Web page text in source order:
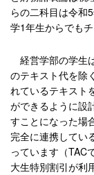
らの二科目は令和
学1年生からでも
経営学部の学生
のテキスト代を除
れているテキスト
ができるように設
すことになった場
完全に連携してい
っています（TAC
大生特別割引が利